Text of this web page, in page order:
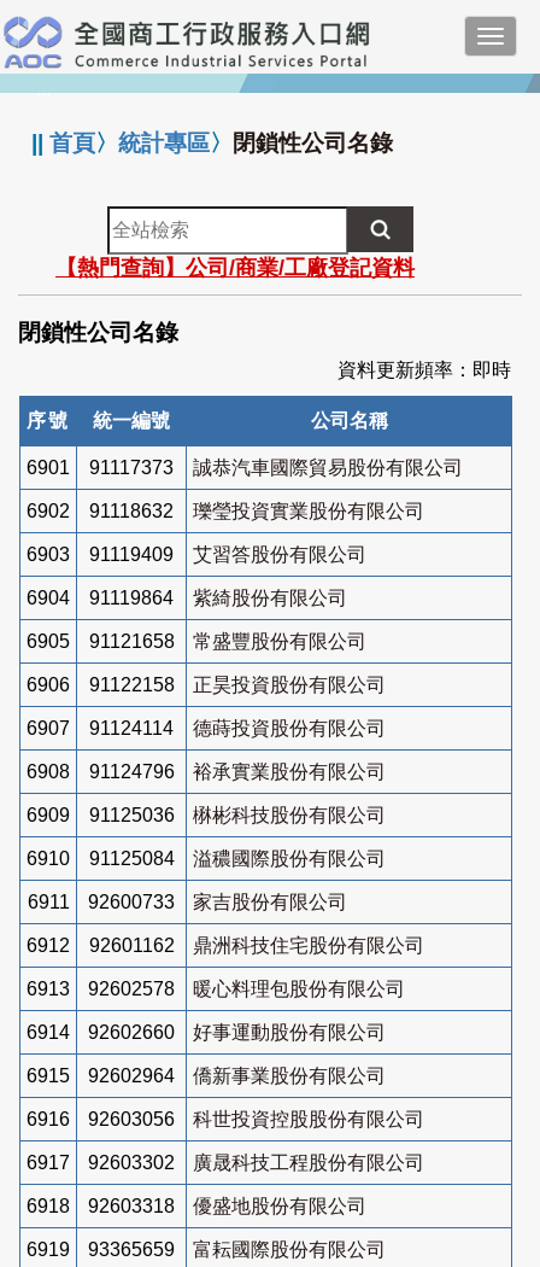
跳
到
主
要
:::
||首頁〉統計專區〉 閉鎖性公司名錄
全
站
檢
索
【熱門查詢】公司/商業/工廠登記資料
閉鎖性公司名錄
資料更新頻率：即時
序號 統一編號 公司名稱
6901 91117373 誠恭汽車國際貿易股份有限公司
6902 91118632 瓅瑩投資實業股份有限公司
6903 91119409 艾習答股份有限公司
6904 91119864 紫綺股份有限公司
6905 91121658 常盛豐股份有限公司
6906 91122158 正昊投資股份有限公司
6907 91124114 德蒔投資股份有限公司
6908 91124796 裕承實業股份有限公司
6909 91125036 楙彬科技股份有限公司
6910 91125084 溢穠國際股份有限公司
6911 92600733 家吉股份有限公司
6912 92601162 鼎洲科技住宅股份有限公司
6913 92602578 暖心料理包股份有限公司
6914 92602660 好事運動股份有限公司
6915 92602964 僑新事業股份有限公司
6916 92603056 科世投資控股股份有限公司
6917 92603302 廣晟科技工程股份有限公司
6918 92603318 優盛地股份有限公司
6919 93365659 富耘國際股份有限公司